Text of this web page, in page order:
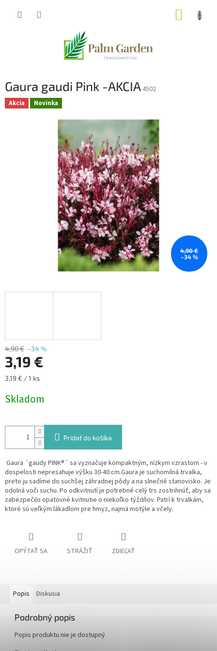
Gaura gaudi Pink -AKCIA 4502
Akcia Novinka
4,90 €
–34 %
4,90 € –34 %
3,19 €
Jednotková
3,19 € / 1 ks
Skladom
Pridať do košíka
Gaura ´gaudy PINK®´ sa vyznačuje kompaktným, nízkym vzrastom - v
dospelosti nepresahuje výšku 30-40 cm.Gaura je suchomilná trvalka,
preto ju sadíme do suchšej záhradnej pôdy a na slnečné stanovisko. Je
odolná voči suchu. Po odkvitnutí je potrebné celý trs zostrihnúť, aby sa
zabezpečilo opätovné kvitnutie o niekoľko týždňov. Patrí k trvalkám,
ktoré sú veľkým lákadlom pre hmyz, najmä motýle a včely.
OPÝTAŤ SA STRÁŽIŤ ZDIEĽAŤ
Popis Diskusia
Podrobný popis
Popis produktu nie je dostupný